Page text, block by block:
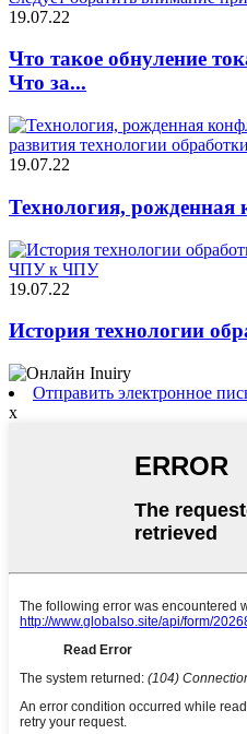
19.07.22
Что такое обнуление
Что за...
19.07.22
Технология,
19.07.22
История технологии
Отправить электронное
x